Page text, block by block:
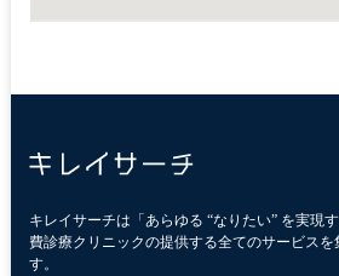
キレイサーチは「あらゆる “なりたい” を実現
費診療クリニックの提供する全てのサービス
す。